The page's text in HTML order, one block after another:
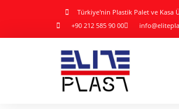
Türkiye'nin Plastik Palet ve Kasa
+90 212 585 90 00